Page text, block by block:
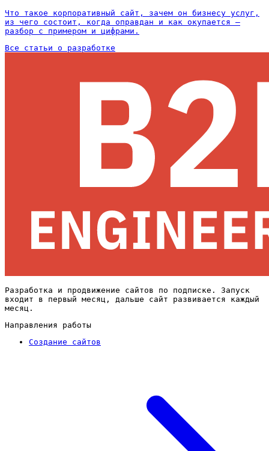
Что такое корпоративный сайт, зачем он бизнесу услуг,
из чего состоит, когда оправдан и как окупается —
разбор с примером и цифрами.
Все статьи о разработке
Разработка и продвижение сайтов по подписке. Запуск
входит в первый месяц, дальше сайт развивается каждый
месяц.
Направления работы
Создание сайтов